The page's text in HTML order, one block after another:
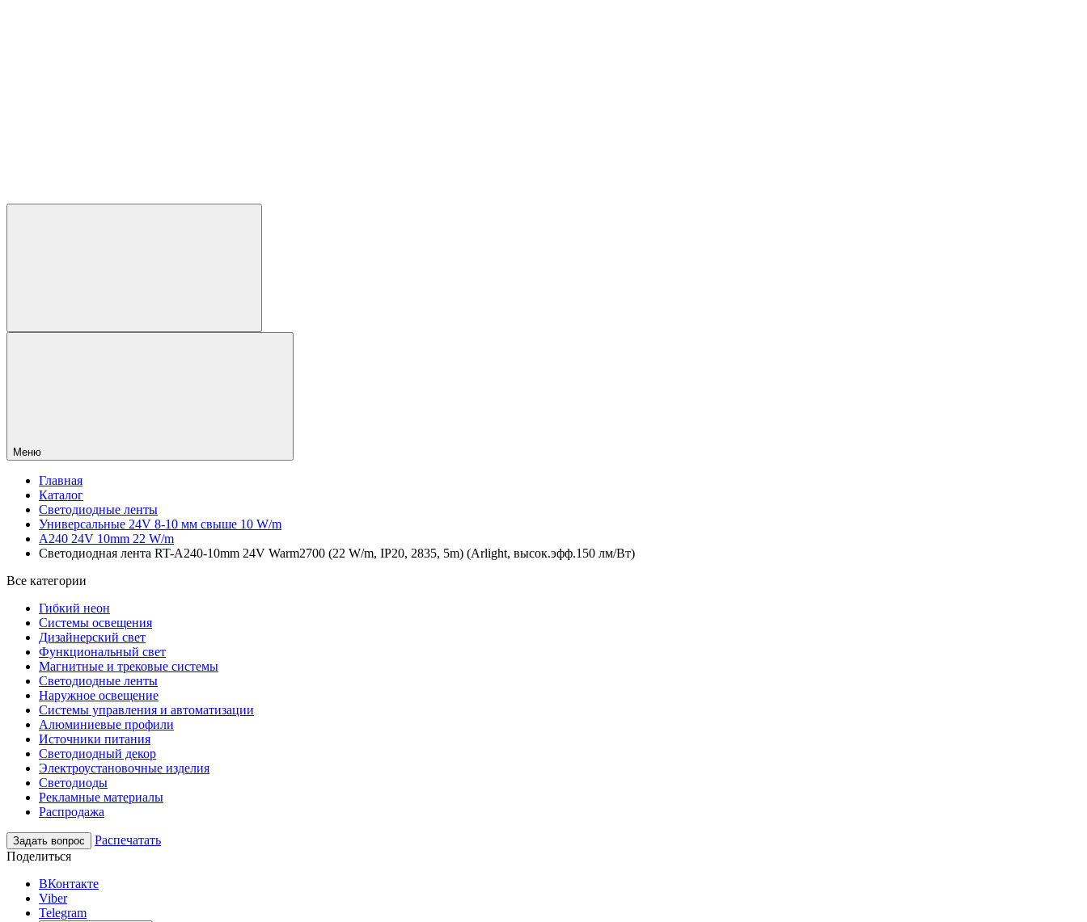
Меню
Главная
Каталог
Светодиодные ленты
Универсальные 24V 8-10 мм свыше 10 W/m
A240 24V 10mm 22 W/m
Светодиодная лента RT-A240-10mm 24V Warm2700 (22 W/m, IP20, 2835, 5m) (Arlight, высок.эфф.150 лм/Вт)
Все категории
Гибкий неон
Системы освещения
Дизайнерский свет
Функциональный свет
Магнитные и трековые системы
Светодиодные ленты
Наружное освещение
Системы управления и автоматизации
Алюминиевые профили
Источники питания
Светодиодный декор
Электроустановочные изделия
Светодиоды
Рекламные материалы
Распродажа
Задать вопрос
Распечатать
Поделиться
ВКонтакте
Viber
Telegram